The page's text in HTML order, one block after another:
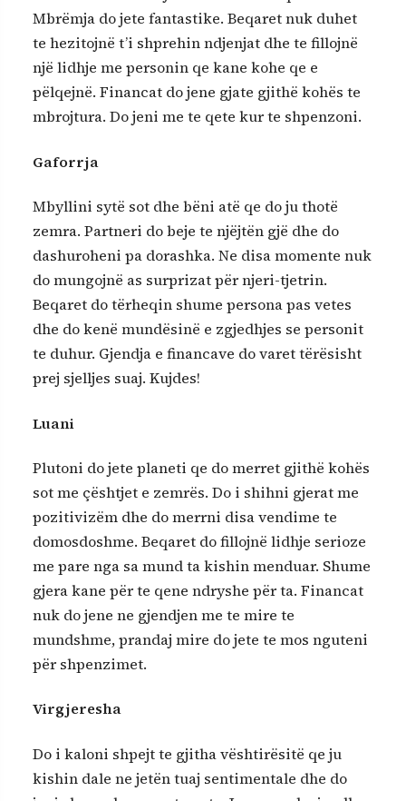
Mbrëmja do jete fantastike. Beqaret nuk duhet
te hezitojnë t’i shprehin ndjenjat dhe te fillojnë
një lidhje me personin qe kane kohe qe e
pëlqejnë. Financat do jene gjate gjithë kohës te
mbrojtura. Do jeni me te qete kur te shpenzoni.
Gaforrja
Mbyllini sytë sot dhe bëni atë qe do ju thotë
zemra. Partneri do beje te njëjtën gjë dhe do
dashuroheni pa dorashka. Ne disa momente nuk
do mungojnë as surprizat për njeri-tjetrin.
Beqaret do tërheqin shume persona pas vetes
dhe do kenë mundësinë e zgjedhjes se personit
te duhur. Gjendja e financave do varet tërësisht
prej sjelljes suaj. Kujdes!
Luani
Plutoni do jete planeti qe do merret gjithë kohës
sot me çështjet e zemrës. Do i shihni gjerat me
pozitivizëm dhe do merrni disa vendime te
domosdoshme. Beqaret do fillojnë lidhje serioze
me pare nga sa mund ta kishin menduar. Shume
gjera kane për te qene ndryshe për ta. Financat
nuk do jene ne gjendjen me te mire te
mundshme, prandaj mire do jete te mos nguteni
për shpenzimet.
Virgjeresha
Do i kaloni shpejt te gjitha vështirësitë qe ju
kishin dale ne jetën tuaj sentimentale dhe do